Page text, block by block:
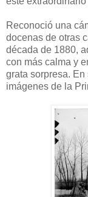
Reconoció una
docenas de otras
década de 1880,
con más calma y
grata sorpresa.
imágenes de la